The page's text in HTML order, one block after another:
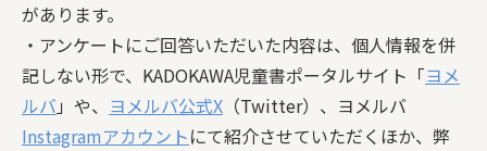
があります。
・アンケートにご回答いただいた内容は、個人情報を併
記しない形で、KADOKAWA児童書ポータルサイト「ヨメ
ルバ 」や、 ヨメルバ公式X （Twitter）、ヨメルバ
Instagramアカウントにて紹介させていただくほか、弊